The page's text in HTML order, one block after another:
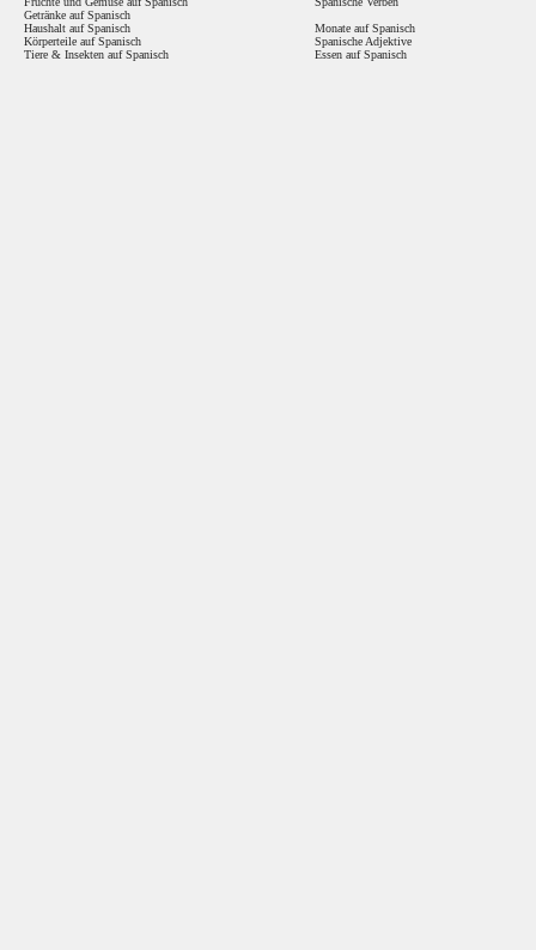
Getränke auf Spanisch
Haushalt auf Spanisch
Körperteile auf Spanisch
Tiere & Insekten auf Spanisch
Monate auf Spanisch
Spanische Adjektive
Essen auf Spanisch